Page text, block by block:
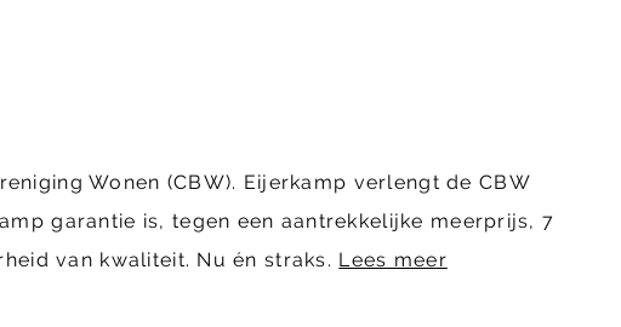
Wonen (CBW). Eijerkamp verlengt de CBW
garantie is, tegen een aantrekkelijke meerprijs, 7
van kwaliteit. Nu én straks. Lees meer